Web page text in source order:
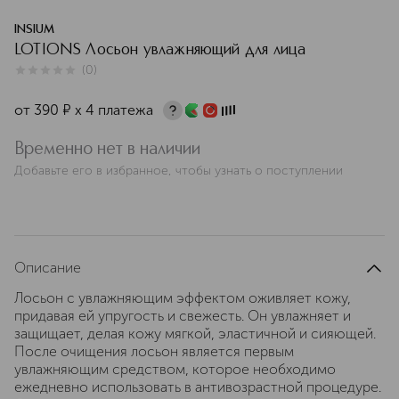
INSIUM
LOTIONS Лосьон увлажняющий для лица
(0)
от 390 ¤ х 4 платежа
Временно нет в наличии
Добавьте его в избранное, чтобы узнать о поступлении
Описание
Лосьон с увлажняющим эффектом оживляет кожу,
придавая ей упругость и свежесть. Он увлажняет и
защищает, делая кожу мягкой, эластичной и сияющей.
После очищения лосьон является первым
увлажняющим средством, которое необходимо
ежедневно использовать в антивозрастной процедуре.